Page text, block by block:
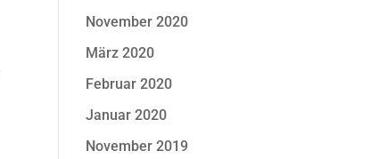
November 2020
März 2020
Februar 2020
Januar 2020
November 2019